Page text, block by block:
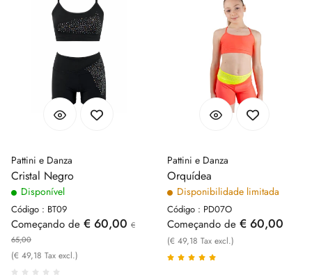
Pattini e Danza
Cristal Negro
Disponível
Código : BT09
Começando de € 60,00 €
65,00
(€ 49,18 Tax excl.)
Pattini e Danza
Orquídea
Disponibilidade limitada
Código : PD07O
Começando de € 60,00
(€ 49,18 Tax excl.)